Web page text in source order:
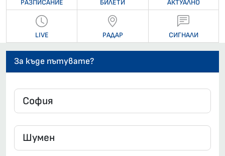
РАЗПИСАНИЕ БИЛЕТИ АКТУАЛНО
LIVE РАДАР СИГНАЛИ
За къде пътувате?